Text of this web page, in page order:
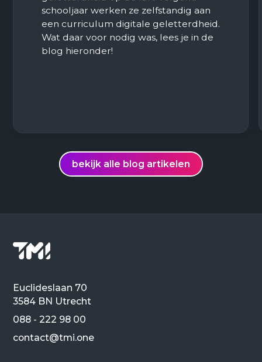
schooljaar werken ze zelfstandig aan
een curriculum digitale geletterdheid.
Wat daar voor nodig was, lees je in de
blog hieronder!
bekijk alle blog artikelen
Euclideslaan 70
3584 BN Utrecht
088 - 222 98 00
contact@tmi.one